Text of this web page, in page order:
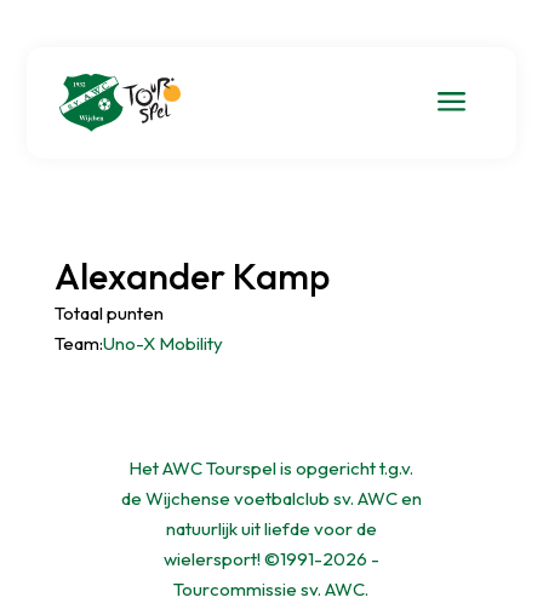
a
Alexander Kamp
Totaal punten
Team:Uno-X Mobility
Het AWC Tourspel is opgericht t.g.v.
de Wijchense voetbalclub sv. AWC en
natuurlijk uit liefde voor de
wielersport! ©1991-2026 -
Tourcommissie sv. AWC.